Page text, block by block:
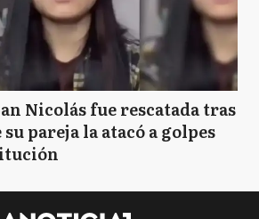
Nicolás fue rescatada tras
pareja la atacó a golpes